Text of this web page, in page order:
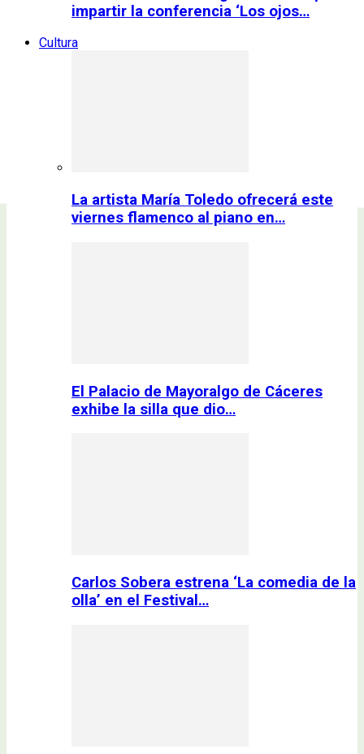
impartir la conferencia ‘Los ojos…
Cultura
La artista María Toledo ofrecerá este
viernes flamenco al piano en…
El Palacio de Mayoralgo de Cáceres
exhibe la silla que dio…
Carlos Sobera estrena ‘La comedia de la
olla’ en el Festival…